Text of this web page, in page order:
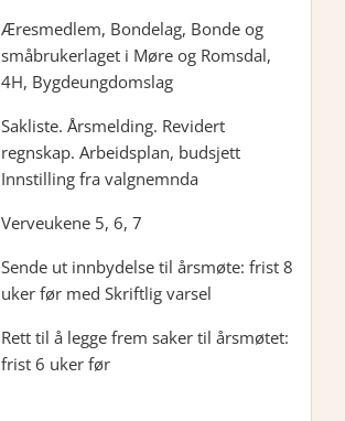
Æresmedlem, Bondelag, Bonde og
småbrukerlaget i Møre og Romsdal,
4H, Bygdeungdomslag
Sakliste. Årsmelding. Revidert
regnskap. Arbeidsplan, budsjett
Innstilling fra valgnemnda
Verveukene 5, 6, 7
Sende ut innbydelse til årsmøte: frist 8
uker før med Skriftlig varsel
Rett til å legge frem saker til årsmøtet:
frist 6 uker før